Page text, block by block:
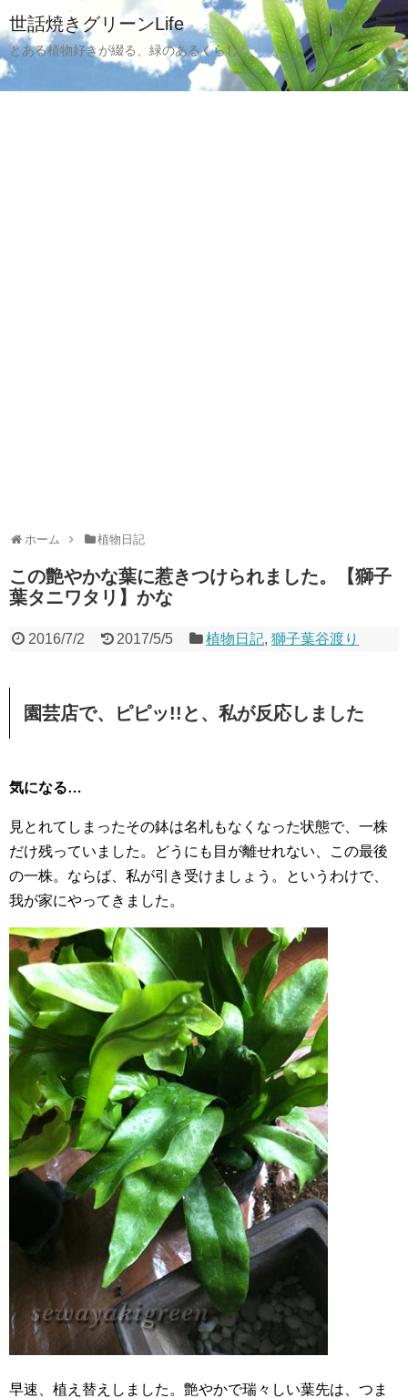
世話焼きグリーンLife
とある植物好きが綴る、緑のあるくらし
ホーム 植物日記
この艶やかな葉に惹きつけられました。【獅子
葉タニワタリ】かな
2016/7/2 2017/5/5 植物日記,獅子葉谷渡り
園芸店で、 ピピッ!! と、私が反応しました
気になる…
見とれてしまったその鉢は名札もなくなった状態で、一株
だけ残っていました。どうにも目が離せれない、この最後
の一株。ならば、私が引き受けましょう。というわけで、
我が家にやってきました。
早速、植え替えしました。艶やかで瑞々しい葉先は、つま